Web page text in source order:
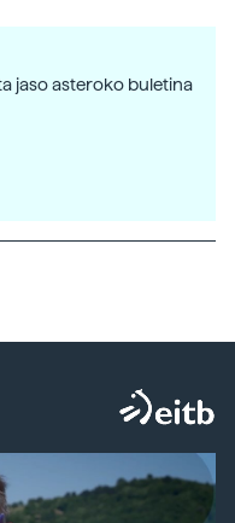
jaso asteroko buletina